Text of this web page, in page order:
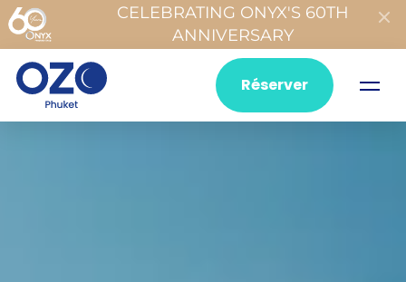
CELEBRATING ONYX'S 60TH
ANNIVERSARY
Réserver